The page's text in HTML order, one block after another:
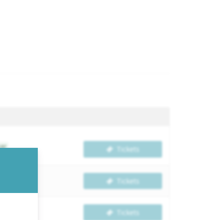
Tickets
Tickets
Tickets